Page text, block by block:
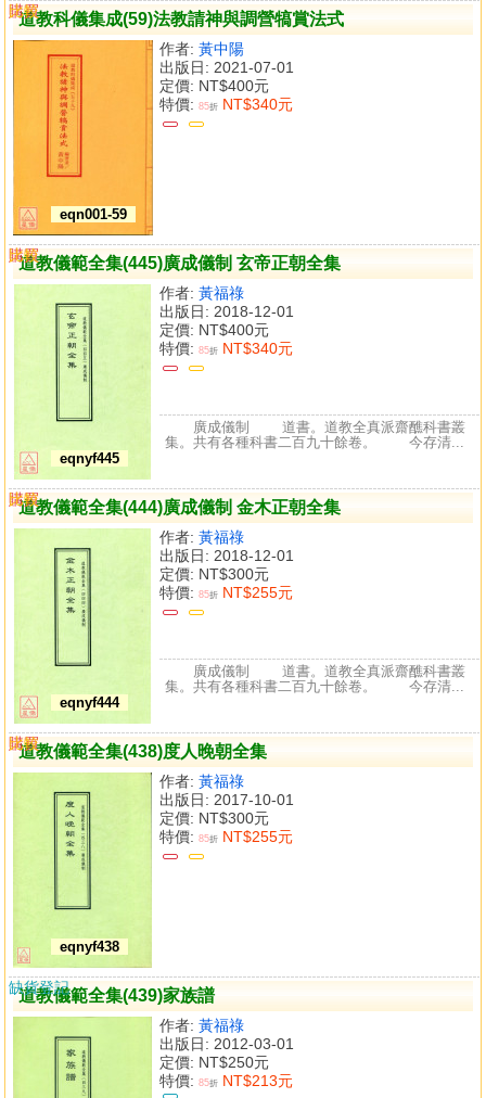
道教科儀集成(59)法教請神與調營犒賞法式
eqn001-59
作者: 黃中陽
出版日: 2021-07-01
定價: NT$400元
特價: 85折 NT$340元
購買
比較
道教儀範全集(445)廣成儀制 玄帝正朝全集
eqnyf445
作者: 黃福祿
出版日: 2018-12-01
定價: NT$400元
特價: 85折 NT$340元
購買
比較
廣成儀制 道書。道教全真派齋醮科書叢
集。共有各種科書二百九十餘卷。 今存清...
道教儀範全集(444)廣成儀制 金木正朝全集
eqnyf444
作者: 黃福祿
出版日: 2018-12-01
定價: NT$300元
特價: 85折 NT$255元
購買
比較
廣成儀制 道書。道教全真派齋醮科書叢
集。共有各種科書二百九十餘卷。 今存清...
道教儀範全集(438)度人晚朝全集
eqnyf438
作者: 黃福祿
出版日: 2017-10-01
定價: NT$300元
特價: 85折 NT$255元
購買
比較
道教儀範全集(439)家族譜
作者: 黃福祿
出版日: 2012-03-01
定價: NT$250元
特價: 85折 NT$213元
缺貨登記